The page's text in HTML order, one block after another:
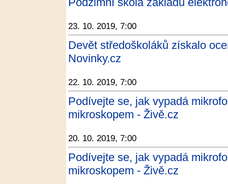
23. 10. 2019, 7:00
Devět středoškoláků získalo
Novinky.cz
22. 10. 2019, 7:00
Podívejte se, jak vypadá
mikroskopem - Živě.cz
20. 10. 2019, 7:00
Podívejte se, jak vypadá
mikroskopem - Živě.cz